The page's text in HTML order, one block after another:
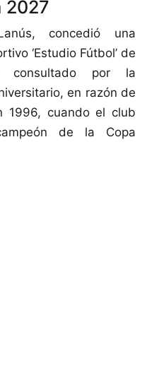
2027
concedió una
‘Estudio Fútbol’ de
consultado por la
en razón de
1996, cuando el club
de la Copa